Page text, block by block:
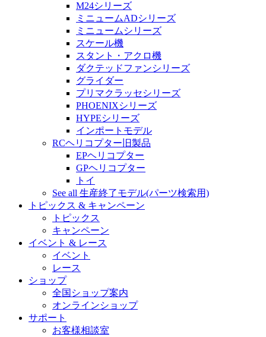
M24シリーズ
ミニュームADシリーズ
ミニュームシリーズ
スケール機
スタント・アクロ機
ダクテッドファンシリーズ
グライダー
プリマクラッセシリーズ
PHOENIXシリーズ
HYPEシリーズ
インポートモデル
RCヘリコプター旧製品
EPヘリコプター
GPヘリコプター
トイ
See all 生産終了モデル(パーツ検索用)
トピックス & キャンペーン
トピックス
キャンペーン
イベント & レース
イベント
レース
ショップ
全国ショップ案内
オンラインショップ
サポート
お客様相談室